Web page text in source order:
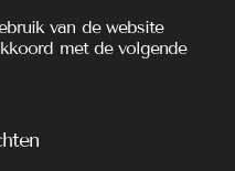
van de website
met de volgende